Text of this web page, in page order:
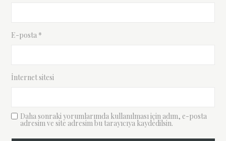
E-posta *
İnternet sitesi
Daha sonraki yorumlarımda kullanılması için adım, e-posta
adresim ve site adresim bu tarayıcıya kaydedilsin.